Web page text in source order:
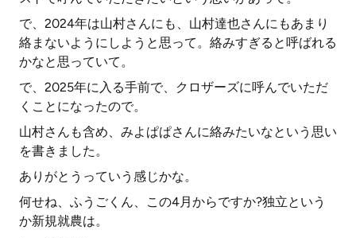
で、2024年は山村さんにも、山村達也さんにもあまり
絡まないようにしようと思って。絡みすぎると呼ばれる
かなと思っていて。
で、2025年に入る手前で、クロザーズに呼んでいただ
くことになったので。
山村さんも含め、みよぱぱさんに絡みたいなという思い
を書きました。
ありがとうっていう感じかな。
何せね、ふうごくん、この4月からですか?独立という
か新規就農は。